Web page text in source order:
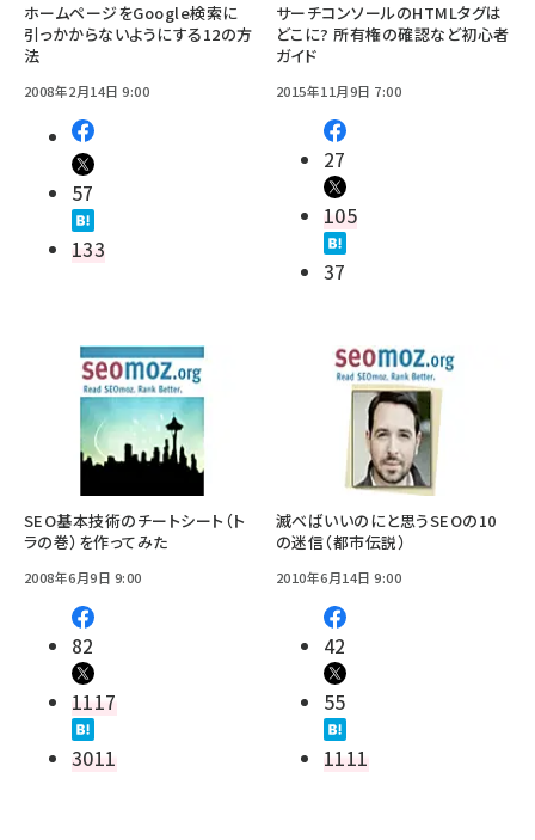
ホームページをGoogle検索に
引っかからないようにする12の方
法
2008年2月14日 9:00
57
133
サーチコンソールのHTMLタグは
どこに? 所有権の確認など初心者
ガイド
2015年11月9日 7:00
27
105
37
SEO基本技術のチートシート（ト
ラの巻）を作ってみた
2008年6月9日 9:00
82
1117
3011
滅べばいいのにと思うSEOの10
の迷信（都市伝説）
2010年6月14日 9:00
42
55
1111